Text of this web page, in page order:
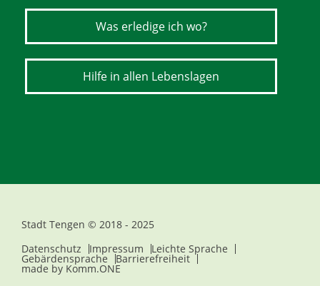
Was erledige ich wo?
Hilfe in allen Lebenslagen
Stadt Tengen © 2018 - 2025
Datenschutz
Impressum Leichte Sprache
Gebärdensprache Barrierefreiheit
made by Komm.ONE